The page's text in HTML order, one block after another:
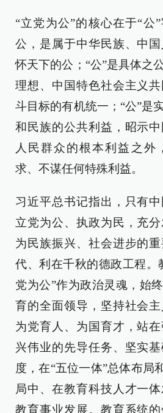
“立党为公”的核心在于“公
公，是属于中华民族、中
怀天下的公；“公”是具体之
理想、中国特色社会主义
斗目标的有机统一；“公”是
和民族的公共利益，昭示
人民群众的根本利益之外
求、不谋任何特殊利益。
习近平总书记指出，只有
立党为公、执政为民，充
为民族振兴、社会进步的
代、利在千秋的德政工程。
党为公”作为政治灵魂，始
育的全面领导，坚持社会
为党育人、为国育才，站
兴伟业的先导任务、坚实
度，在“五位一体”总体布局
局中、在教育科技人才一
教育事业发展。教育系统